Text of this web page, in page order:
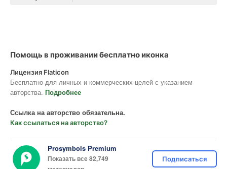
Помощь в проживании бесплатно иконка
Лицензия Flaticon
Бесплатно для личных и коммерческих целей с указанием
авторства. Подробнее
Ссылка на авторство обязательна.
Как ссылаться на авторство?
Prosymbols Premium
Показать все 82,749
Подписаться